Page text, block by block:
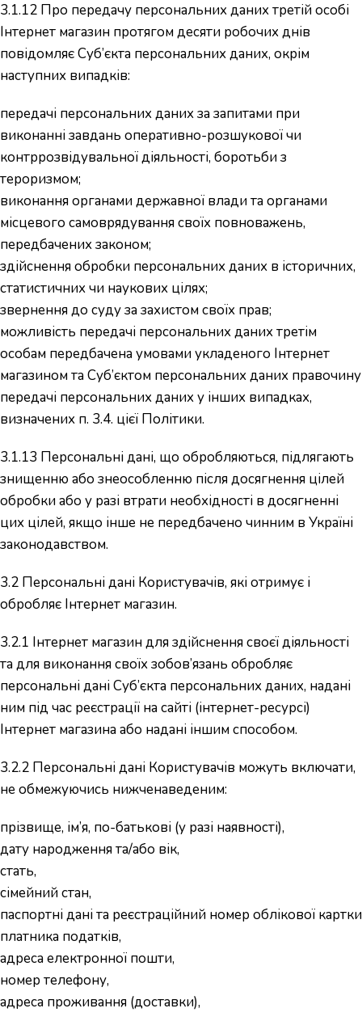
3.1.12 Про передачу персональних даних третій особі
Інтернет магазин протягом десяти робочих днів
повідомляє Суб’єкта персональних даних, окрім
наступних випадків:
передачі персональних даних за запитами при
виконанні завдань оперативно-розшукової чи
контррозвідувальної діяльності, боротьби з
тероризмом;
виконання органами державної влади та органами
місцевого самоврядування своїх повноважень,
передбачених законом;
здійснення обробки персональних даних в історичних,
статистичних чи наукових цілях;
звернення до суду за захистом своїх прав;
можливість передачі персональних даних третім
особам передбачена умовами укладеного Інтернет
магазином та Суб’єктом персональних даних правочину
передачі персональних даних у інших випадках,
визначених п. 3.4. цієї Політики.
3.1.13 Персональні дані, що обробляються, підлягають
знищенню або знеособленню після досягнення цілей
обробки або у разі втрати необхідності в досягненні
цих цілей, якщо інше не передбачено чинним в Україні
законодавством.
3.2 Персональні дані Користувачів, які отримує і
обробляє Інтернет магазин.
3.2.1 Інтернет магазин для здійснення своєї діяльності
та для виконання своїх зобов’язань обробляє
персональні дані Суб’єкта персональних даних, надані
ним під час реєстрації на сайті (інтернет-ресурсі)
Інтернет магазина або надані іншим способом.
3.2.2 Персональні дані Користувачів можуть включати,
не обмежуючись нижченаведеним:
прізвище, ім’я, по-батькові (у разі наявності),
дату народження та/або вік,
стать,
сімейний стан,
паспортні дані та реєстраційний номер облікової картки
платника податків,
адреса електронної пошти,
номер телефону,
адреса проживання (доставки),